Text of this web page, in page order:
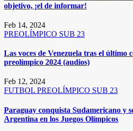
objetivo, ¡el de informar!
Feb 14, 2024
PREOLÍMPICO SUB 23
Las voces de Venezuela tras el último
preolímpico 2024 (audios)
Feb 12, 2024
FUTBOL PREOLÍMPICO SUB 23
Paraguay conquista Sudamericano y
Argentina en los Juegos Olímpicos